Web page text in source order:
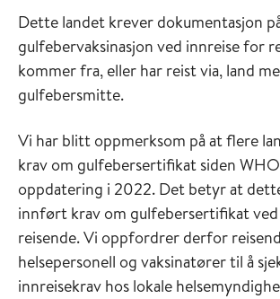
Dette landet krever dokumentasjon
gulfebervaksinasjon ved innreise for
kommer fra, eller har reist via, land
gulfebersmitte.
Vi har blitt oppmerksom på at flere
krav om gulfebersertifikat siden
oppdatering i 2022. Det betyr at
innført krav om gulfebersertifikat
reisende. Vi oppfordrer derfor
helsepersonell og vaksinatører til å
innreisekrav hos lokale